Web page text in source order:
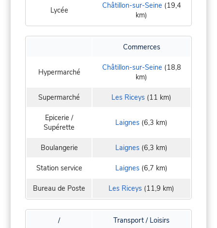
Lycée Châtillon-sur-Seine (19,4
km)
Commerces
Hypermarché Châtillon-sur-Seine (18,8
km)
Supermarché Les Riceys (11 km)
Epicerie /
Supérette
Laignes (6,3 km)
Boulangerie Laignes (6,3 km)
Station service Laignes (6,7 km)
Bureau de Poste Les Riceys (11,9 km)
/ Transport / Loisirs